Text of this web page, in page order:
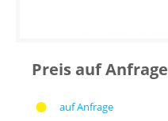
Preis auf Anfrage
auf Anfrage